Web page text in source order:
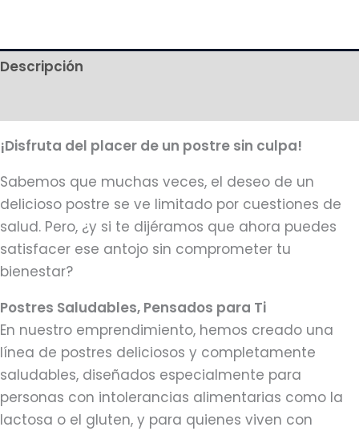
Descripción
¡Disfruta del placer de un postre sin culpa!
Sabemos que muchas veces, el deseo de un
delicioso postre se ve limitado por cuestiones de
salud. Pero, ¿y si te dijéramos que ahora puedes
satisfacer ese antojo sin comprometer tu
bienestar?
Postres Saludables, Pensados para Ti
En nuestro emprendimiento, hemos creado una
línea de postres deliciosos y completamente
saludables, diseñados especialmente para
personas con intolerancias alimentarias como la
lactosa o el gluten, y para quienes viven con